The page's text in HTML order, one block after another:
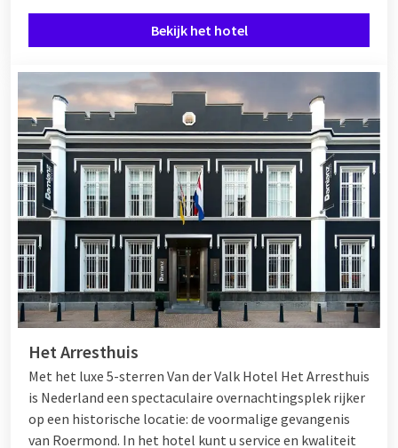
Bekijk het hotel
Het Arresthuis
Met het luxe 5-sterren Van der Valk Hotel Het Arresthuis
is Nederland een spectaculaire overnachtingsplek rijker
op een historische locatie: de voormalige gevangenis
van Roermond. In het hotel kunt u service en kwaliteit